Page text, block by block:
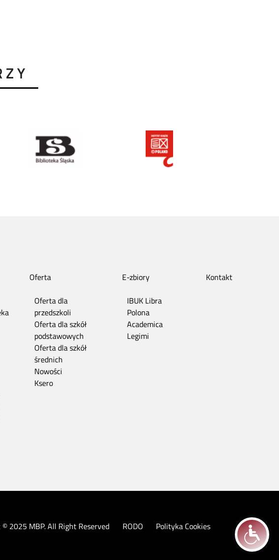
Oferta
Oferta dla
przedszkoli
Oferta dla szkół
podstawowych
Oferta dla szkół
średnich
Nowości
Ksero
E-zbiory
IBUK Libra
Polona
Academica
Legimi
Kontakt
2025 MBP. All Right Reserved RODO Polityka Cookies